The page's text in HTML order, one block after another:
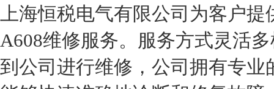
上海恒税电气有限公司为客户提
A608维修服务。服务方式灵活
到公司进行维修，公司拥有专